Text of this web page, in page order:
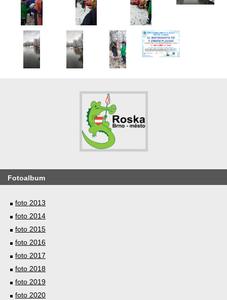
Fotoalbum
foto 2013
foto 2014
foto 2015
foto 2016
foto 2017
foto 2018
foto 2019
foto 2020